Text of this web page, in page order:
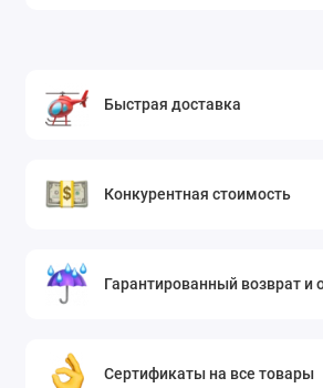
Быстрая доставка
Конкурентная стоимость
Гарантированный возврат и
Сертификаты на все товары